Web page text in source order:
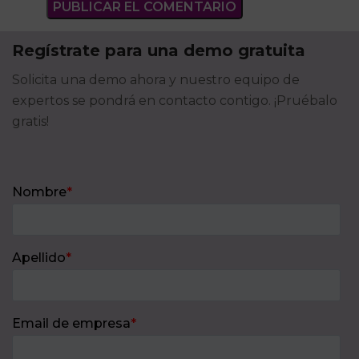
Regístrate para una demo gratuita
Solicita una demo ahora y nuestro equipo de
expertos se pondrá en contacto contigo. ¡Pruébalo
gratis!